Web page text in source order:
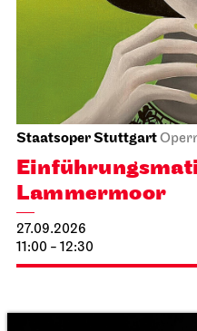
Staatsoper Stuttgart
Lammermoor
27.09.2026
11:00 - 12:30